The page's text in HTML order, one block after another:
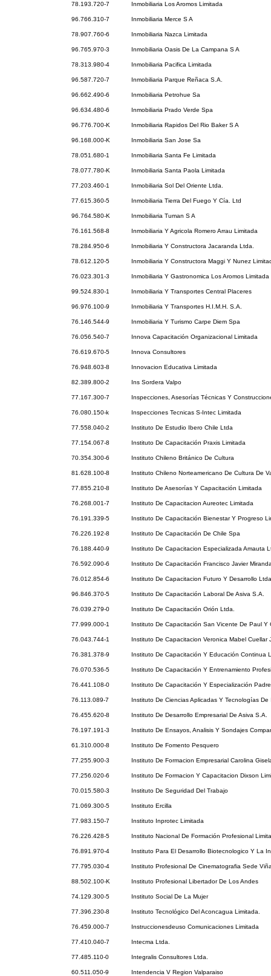
78.193.720-7 Inmobiliaria Los Aromos Limitada
96.766.310-7 Inmobiliaria Merce S A
78.907.760-6 Inmobiliaria Nazca Limitada
96.765.970-3 Inmobiliaria Oasis De La Campana S A
78.313.980-4 Inmobiliaria Pacifica Limitada
96.587.720-7 Inmobiliaria Parque Reñaca S.A.
96.662.490-6 Inmobiliaria Petrohue Sa
96.634.480-6 Inmobiliaria Prado Verde Spa
96.776.700-K Inmobiliaria Rapidos Del Rio Baker S A
96.168.000-K Inmobiliaria San Jose Sa
78.051.680-1 Inmobiliaria Santa Fe Limitada
78.077.780-K Inmobiliaria Santa Paola Limitada
77.203.460-1 Inmobiliaria Sol Del Oriente Ltda.
77.615.360-5 Inmobiliaria Tierra Del Fuego Y Cía. Ltd
96.764.580-K Inmobiliaria Tuman S A
76.161.568-8 Inmobiliaria Y Agricola Romero Arrau Limitada
78.284.950-6 Inmobiliaria Y Constructora Jacaranda Ltda.
78.612.120-5 Inmobiliaria Y Constructora Maggi Y Nunez
76.023.301-3 Inmobiliaria Y Gastronomica Los Aromos Limitada
99.524.830-1 Inmobiliaria Y Transportes Central Placeres
96.976.100-9 Inmobiliaria Y Transportes H.I.M.H. S.A.
76.146.544-9 Inmobiliaria Y Turismo Carpe Diem Spa
76.056.540-7 Innova Capacitación Organizacional Limitada
76.619.670-5 Innova Consultores
76.948.603-8 Innovacion Educativa Limitada
82.389.800-2 Ins Sordera Valpo
77.167.300-7 Inspecciones, Asesorías Técnicas Y
76.080.150-k Inspecciones Tecnicas S-Intec Limitada
77.558.040-2 Instituto De Estudio Ibero Chile Ltda
77.154.067-8 Instituto De Capacitación Praxis Limitada
70.354.300-6 Instituto Chileno Británico De Cultura
81.628.100-8 Instituto Chileno Norteamericano De Cultura De
77.855.210-8 Instituto De Asesorías Y Capacitación Limitada
76.268.001-7 Instituto De Capacitacion Aureotec Limitada
76.191.339-5 Instituto De Capacitación Bienestar Y Progreso
76.226.192-8 Instituto De Capacitación De Chile Spa
76.188.440-9 Instituto De Capacitacion Especializada Amauta
76.592.090-6 Instituto De Capacitación Francisco Javier
76.012.854-6 Instituto De Capacitacion Futuro Y Desarrollo Ltda
96.846.370-5 Instituto De Capacitación Laboral De Asiva S.A.
76.039.279-0 Instituto De Capacitación Orión Ltda.
77.999.000-1 Instituto De Capacitación San Vicente De Paul Y
76.043.744-1 Instituto De Capacitacion Veronica Mabel Cuellar
76.381.378-9 Instituto De Capacitación Y Educación Continua
76.070.536-5 Instituto De Capacitación Y Entrenamiento
76.441.108-0 Instituto De Capacitación Y Especialización
76.113.089-7 Instituto De Ciencias Aplicadas Y Tecnologías De
76.455.620-8 Instituto De Desarrollo Empresarial De Asiva S.A.
76.197.191-3 Instituto De Ensayos, Analisis Y Sondajes
61.310.000-8 Instituto De Fomento Pesquero
77.255.900-3 Instituto De Formacion Empresarial Carolina
77.256.020-6 Instituto De Formacion Y Capacitacion Dixson
70.015.580-3 Instituto De Seguridad Del Trabajo
71.069.300-5 Instituto Ercilla
77.983.150-7 Instituto Inprotec Limitada
76.226.428-5 Instituto Nacional De Formación Profesional
76.891.970-4 Instituto Para El Desarrollo Biotecnologico Y La
77.795.030-4 Instituto Profesional De Cinematografia Sede
88.502.100-K Instituto Profesional Libertador De Los Andes
74.129.300-5 Instituto Social De La Mujer
77.396.230-8 Instituto Tecnológico Del Aconcagua Limitada.
76.459.000-7 Instruccionesdeuso Comunicaciones Limitada
77.410.040-7 Intecma Ltda.
77.485.110-0 Integralis Consultores Ltda.
60.511.050-9 Intendencia V Region Valparaiso